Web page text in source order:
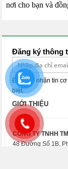
nơi cho bạn và
Đăng ký thông
Đăng ký nhận tin
biệt.
GIỚI THIỆU
CÔNG TY TNHH
48 Đường Số 1B,